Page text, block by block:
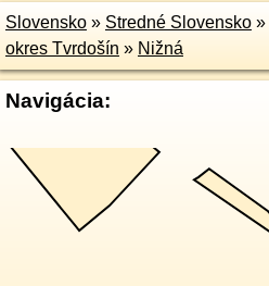
Slovensko» Stredné Slovensko»
okres Tvrdošín » Nižná
Navigácia: